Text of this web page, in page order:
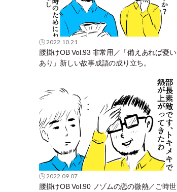
2022.10.21
腰掛けOB Vol.93 非常用／「備えあれば憂い
あり」新しい故事成語の成り立ち。
2022.09.07
腰掛けOB Vol.90 ノゾムの恋の微熱／ご時世